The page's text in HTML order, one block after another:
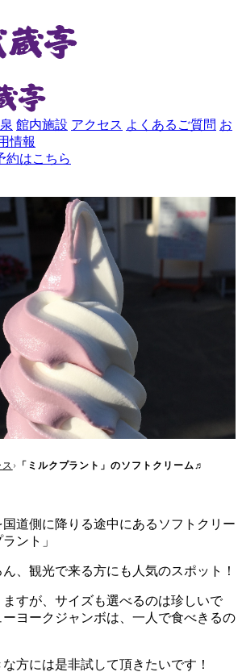
館内施設 アクセス よくあるご質問 お
情報
約はこちら
ト」のソフトクリーム♬
「ミルクプラント」のソフトクリーム♬
道側に降りる途中にあるソフトクリー
ント」
、観光で来る方にも人気のスポット！
すが、サイズも選べるのは珍しいで
ヨークジャンボは、一人で食べきるの
方には是非試して頂きたいです！